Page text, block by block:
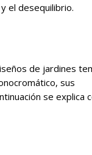
el desequilibrio.
de jardines
sus
se explica